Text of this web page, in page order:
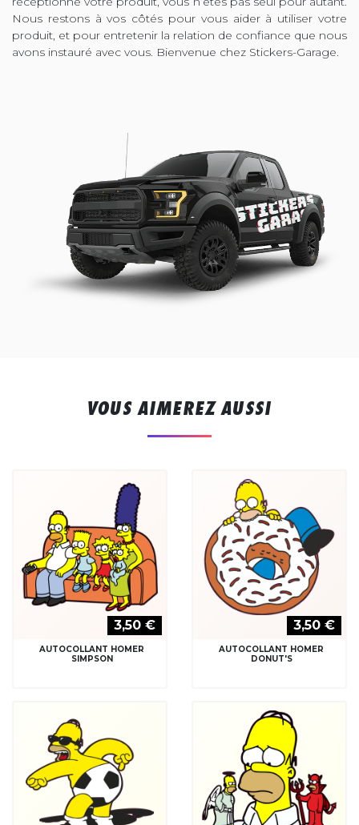
Nous restons à vos côtés pour vous aider à utiliser votre
produit, et pour entretenir la relation de confiance que nous
avons instauré avec vous. Bienvenue chez Stickers-Garage.
VOUS AIMEREZ AUSSI
3,50 €
AUTOCOLLANT HOMER
SIMPSON
3,50 €
AUTOCOLLANT HOMER
DONUT'S